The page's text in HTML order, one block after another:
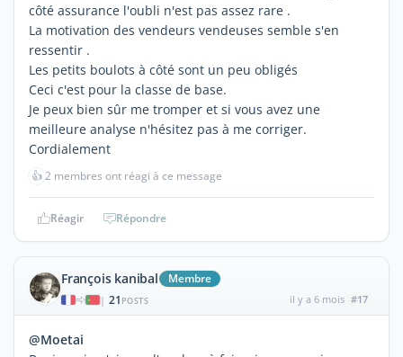
côté assurance l'oubli n'est pas assez rare .
La motivation des vendeurs vendeuses semble s'en
ressentir .
Les petits boulots à côté sont un peu obligés
Ceci c'est pour la classe de base.
Je peux bien sûr me tromper et si vous avez une
meilleure analyse n'hésitez pas à me corriger.
Cordialement
👍2 membres ont réagi à ce message
Réagir Répondre
François kanibal Membre
| 21 POSTS il y a 6 mois #17
@Moetai